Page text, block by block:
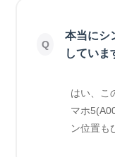
本当にシ
していま
はい、こ
マホ
ン位置も